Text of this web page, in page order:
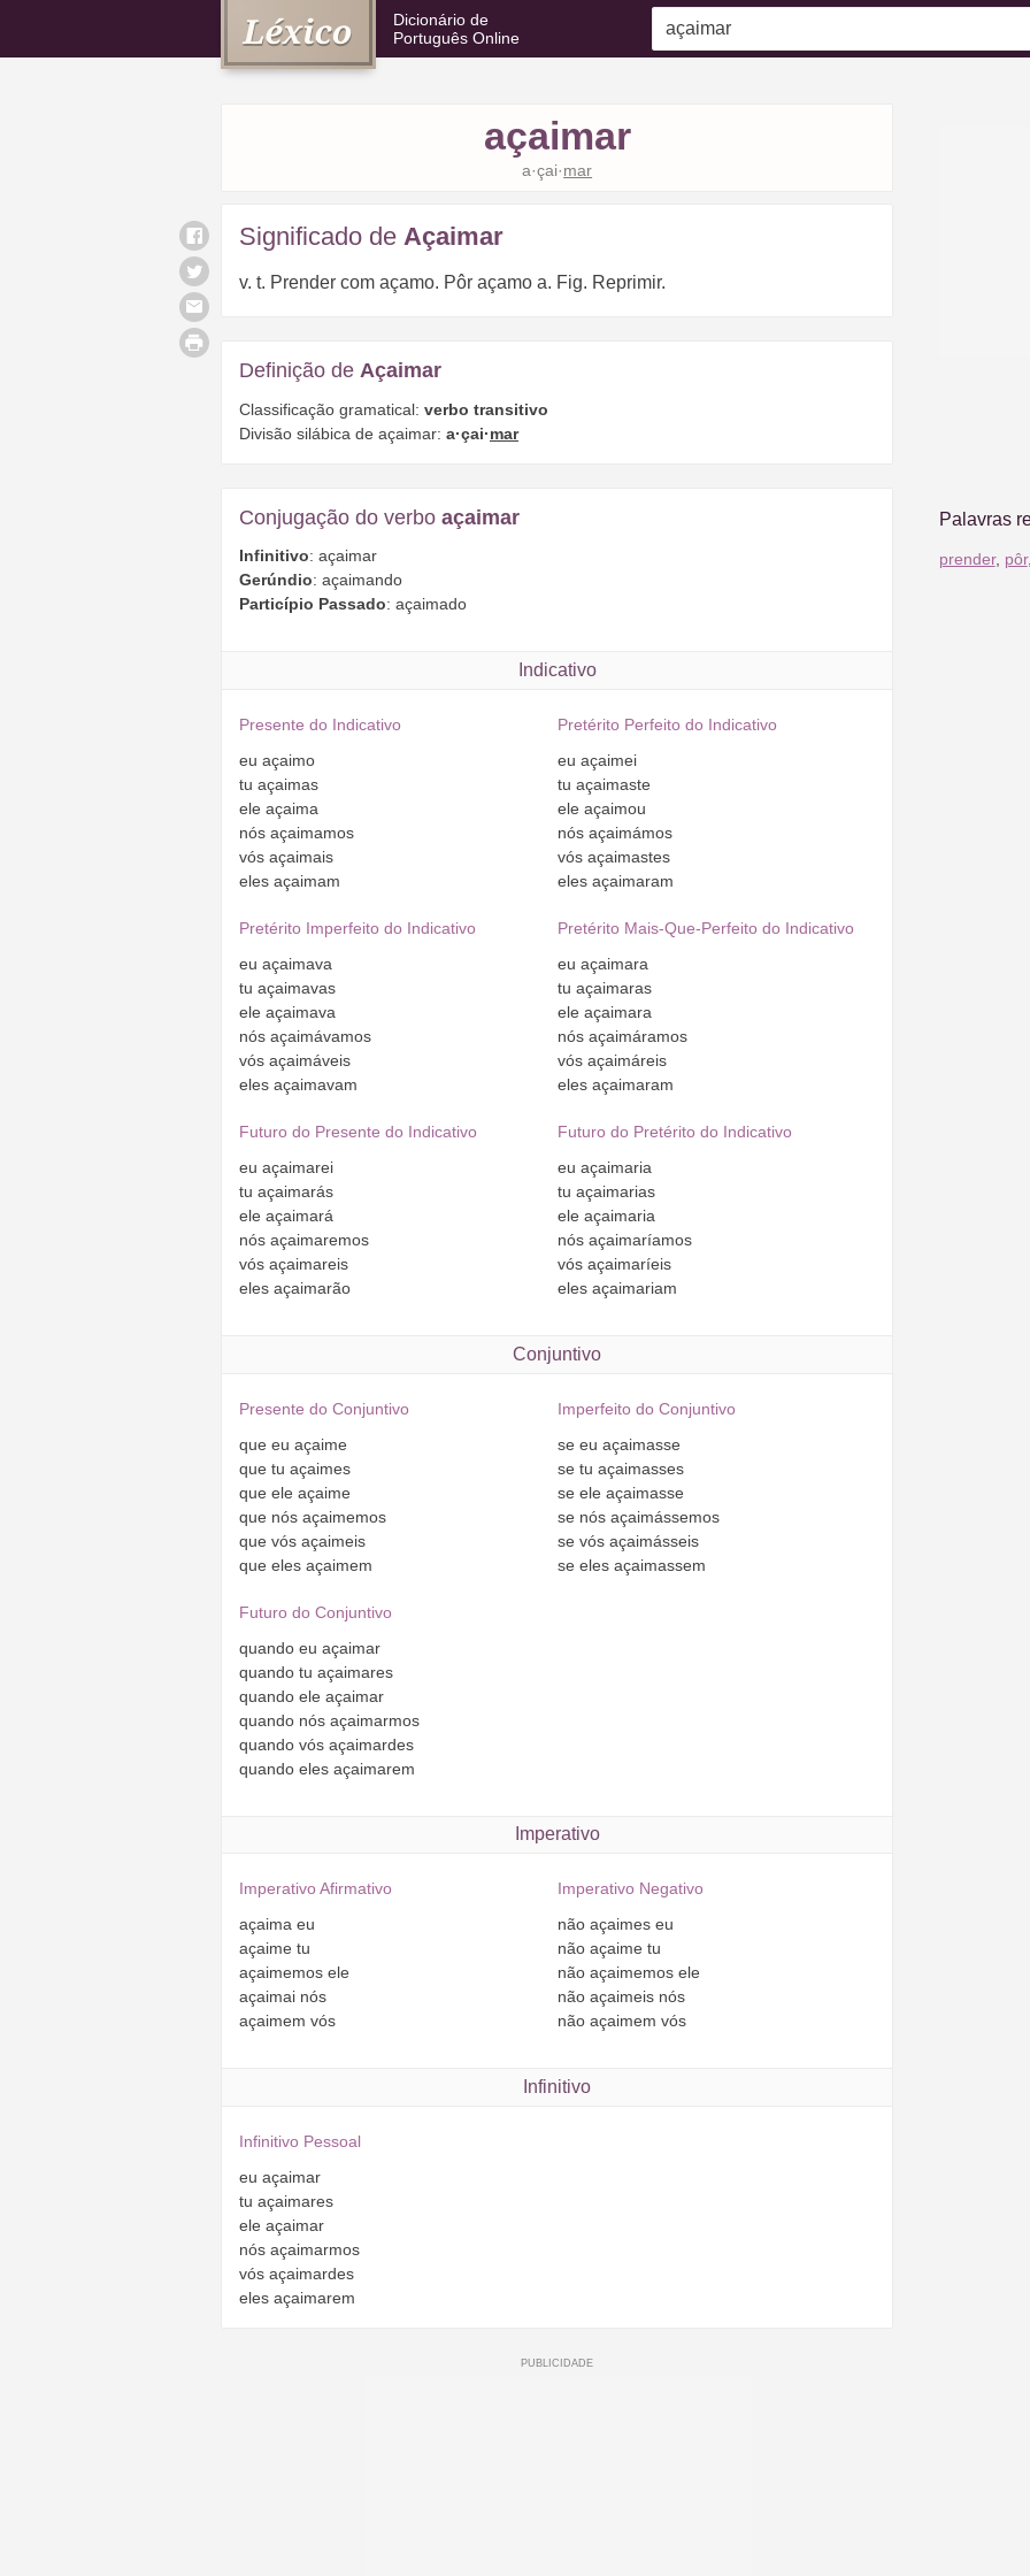
Dicionário de
Português Online
açaimar
a·çai·mar
Significado de Açaimar
v. t. Prender com açamo. Pôr açamo a. Fig. Reprimir.
Definição de Açaimar
Classificação gramatical: verbo transitivo
Divisão silábica de açaimar: a·çai·mar
Conjugação do verbo açaimar
Infinitivo: açaimar
Gerúndio: açaimando
Particípio Passado: açaimado
Indicativo
Presente do Indicativo
eu açaimo
tu açaimas
ele açaima
nós açaimamos
vós açaimais
eles açaimam
Pretérito Perfeito do Indicativo
eu açaimei
tu açaimaste
ele açaimou
nósaçaimámos
vósaçaimastes
elesaçaimaram
Pretérito Imperfeito do Indicativo
eu açaimava
tu açaimavas
ele açaimava
nós açaimávamos
vós açaimáveis
eles açaimavam
Pretérito Mais-Que-Perfeito do Indicativo
eu açaimara
tu açaimaras
ele açaimara
nósaçaimáramos
vósaçaimáreis
elesaçaimaram
Futuro do Presente do Indicativo
eu açaimarei
tu açaimarás
ele açaimará
nós açaimaremos
vós açaimareis
eles açaimarão
Futuro do Pretérito do Indicativo
eu açaimaria
tu açaimarias
ele açaimaria
nósaçaimaríamos
vósaçaimaríeis
elesaçaimariam
Conjuntivo
Presente do Conjuntivo
que eu açaime
que tu açaimes
que ele açaime
que nós açaimemos
que vós açaimeis
que eles açaimem
Imperfeito do Conjuntivo
se eu açaimasse
se tu açaimasses
se ele açaimasse
se nósaçaimássemos
se vósaçaimásseis
se elesaçaimassem
Futuro do Conjuntivo
quando eu açaimar
quando tu açaimares
quando ele açaimar
quando nós açaimarmos
quando vós açaimardes
quando eles açaimarem
Imperativo
Imperativo Afirmativo
açaima eu
açaime tu
açaimemos ele
açaimai nós
açaimem vós
Imperativo Negativo
nãoaçaimes eu
nãoaçaime tu
nãoaçaimemos ele
nãoaçaimeis nós
nãoaçaimem vós
Infinitivo
Infinitivo Pessoal
eu açaimar
tu açaimares
ele açaimar
nós açaimarmos
vós açaimardes
eles açaimarem
Palavras
prender, pôr,